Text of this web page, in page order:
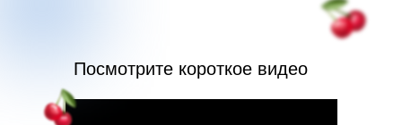
Посмотрите короткое видео